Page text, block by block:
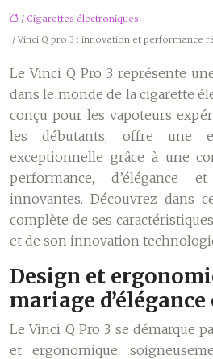
/ Cigarettes électroniques
/ Vinci Q pro 3 : innovation et performance
Le Vinci Q Pro 3 représente
dans le monde de la cigarette
conçu pour les vapoteurs
les débutants, offre une
exceptionnelle grâce à une
performance, d’élégance
innovantes. Découvrez dans
complète de ses
et de son innovation
Design et
mariage
Le Vinci Q Pro 3 se démarque
et ergonomique,